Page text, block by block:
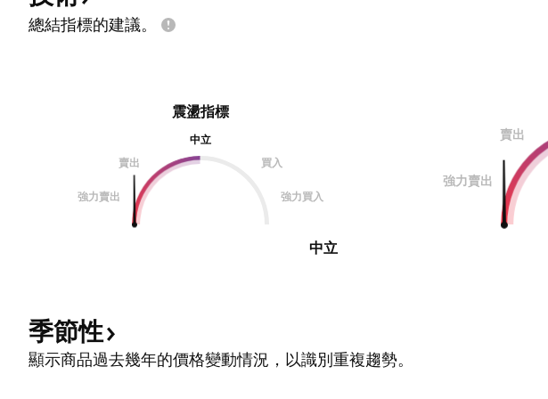
總結指標的建議。
震盪指標
中立
賣出
買入
強力賣出 強力買入
中立
賣出
強力賣出
季節性
顯示商品過去幾年的價格變動情況，以識別重複趨勢。